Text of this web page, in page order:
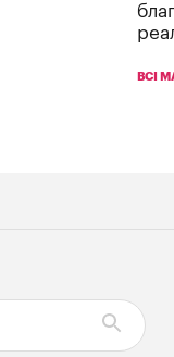
ВСІ